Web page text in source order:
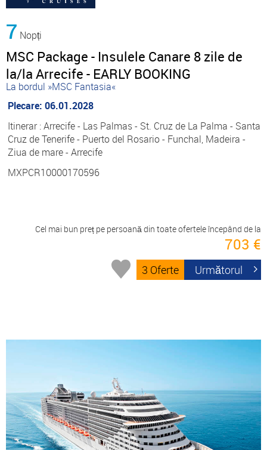
7 Nopți
MSC Package - Insulele Canare 8 zile de
la/la Arrecife - EARLY BOOKING
La bordul »MSC Fantasia«
Plecare: 06.01.2028
Itinerar : Arrecife - Las Palmas - St. Cruz de La Palma - Santa
Cruz de Tenerife - Puerto del Rosario - Funchal, Madeira -
Ziua de mare - Arrecife
MXPCR10000170596
Cel mai bun preț pe persoană din toate ofertele începând de la
703 €
3 Oferte Următorul